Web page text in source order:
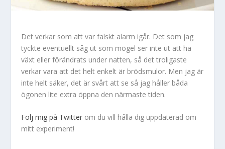
Det verkar som att var falskt alarm igår. Det som jag
tyckte eventuellt såg ut som mögel ser inte ut att ha
växt eller förändrats under natten, så det troligaste
verkar vara att det helt enkelt är brödsmulor. Men jag är
inte helt säker, det är svårt att se så jag håller båda
ögonen lite extra öppna den närmaste tiden.
Följ mig på Twitter om du vill hålla dig uppdaterad om
mitt experiment!